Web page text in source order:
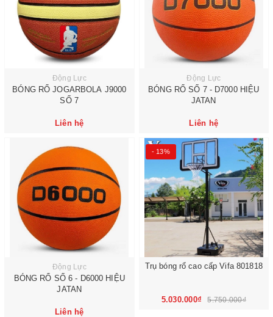
Động Lực
BÓNG RỔ JOGARBOLA J9000
SỐ 7
Liên hệ
Động Lực
BÓNG RỔ SỐ 7 - D7000 HIỆU
JATAN
Liên hệ
Động Lực
BÓNG RỔ SỐ 6 - D6000 HIỆU
JATAN
Liên hệ
- 13%
Trụ bóng rổ cao cấp Vifa 801818
5.030.000₫ 5.750.000₫